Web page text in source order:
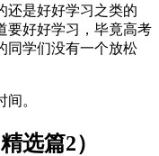
还是好好学习之类的
要好好学习，毕竟高考
同学们没有一个放松
。
选篇2）